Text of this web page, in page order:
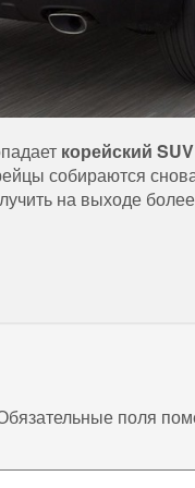
корейский
собираются
на выходе
поля